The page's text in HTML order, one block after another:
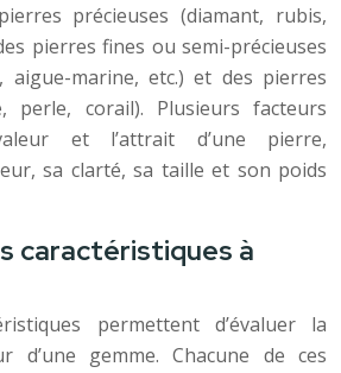
précieuses (diamant, rubis,
pierres fines ou semi-précieuses
aigue-marine, etc.) et des pierres
perle, corail). Plusieurs facteurs
et l’attrait d’une pierre,
sa clarté, sa taille et son poids
caractéristiques à
permettent d’évaluer la
d’une gemme. Chacune de ces